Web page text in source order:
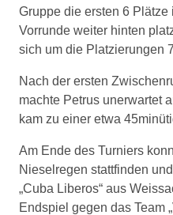
Gruppe die ersten 6
Vorrunde weiter hinten
sich um die Platzierungen
Nach der ersten
machte Petrus unerwartet
kam zu einer etwa
Am Ende des Turniers
Nieselregen stattfinden
„Cuba Liberos“ aus
Endspiel gegen das Team